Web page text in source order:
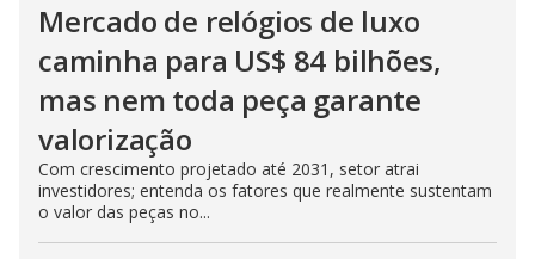
Mercado de relógios de luxo
caminha para US$ 84 bilhões,
mas nem toda peça garante
valorização
Com crescimento projetado até 2031, setor atrai
investidores; entenda os fatores que realmente sustentam
o valor das peças no...